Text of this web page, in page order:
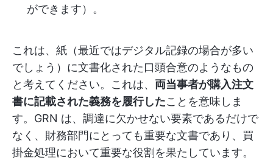
ができます）。
これは、紙（最近ではデジタル記録の場合が多い
でしょう）に文書化された口頭合意のようなもの
と考えてください。これは、 両当事者が購入注文
書に記載された義務を履行したことを意味しま
す。GRN は、調達に欠かせない要素であるだけで
なく、財務部門にとっても重要な文書であり、買
掛金処理において重要な役割を果たしています。